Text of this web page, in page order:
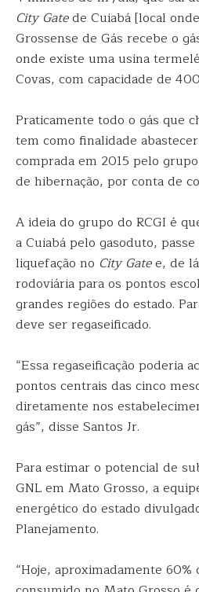
City Gatede Cuiabá [local
Grossense de Gás recebe o
onde existe uma usina
Covas, com capacidade de
Praticamente todo o gás que
tem como finalidade
comprada em 2015 pelo
de hibernação, por conta de
A ideia do grupo do RCGI é
a Cuiabá pelo gasoduto,
liquefação no City Gatee, de
rodoviária para os pontos
grandes regiões do estado.
deve ser regaseificado.
“Essa regaseificação poderia
pontos centrais das cinco
diretamente nos
gás”, disse Santos Jr.
Para estimar o potencial de
GNL em Mato Grosso, a
energético do estado
Planejamento.
“Hoje, aproximadamente